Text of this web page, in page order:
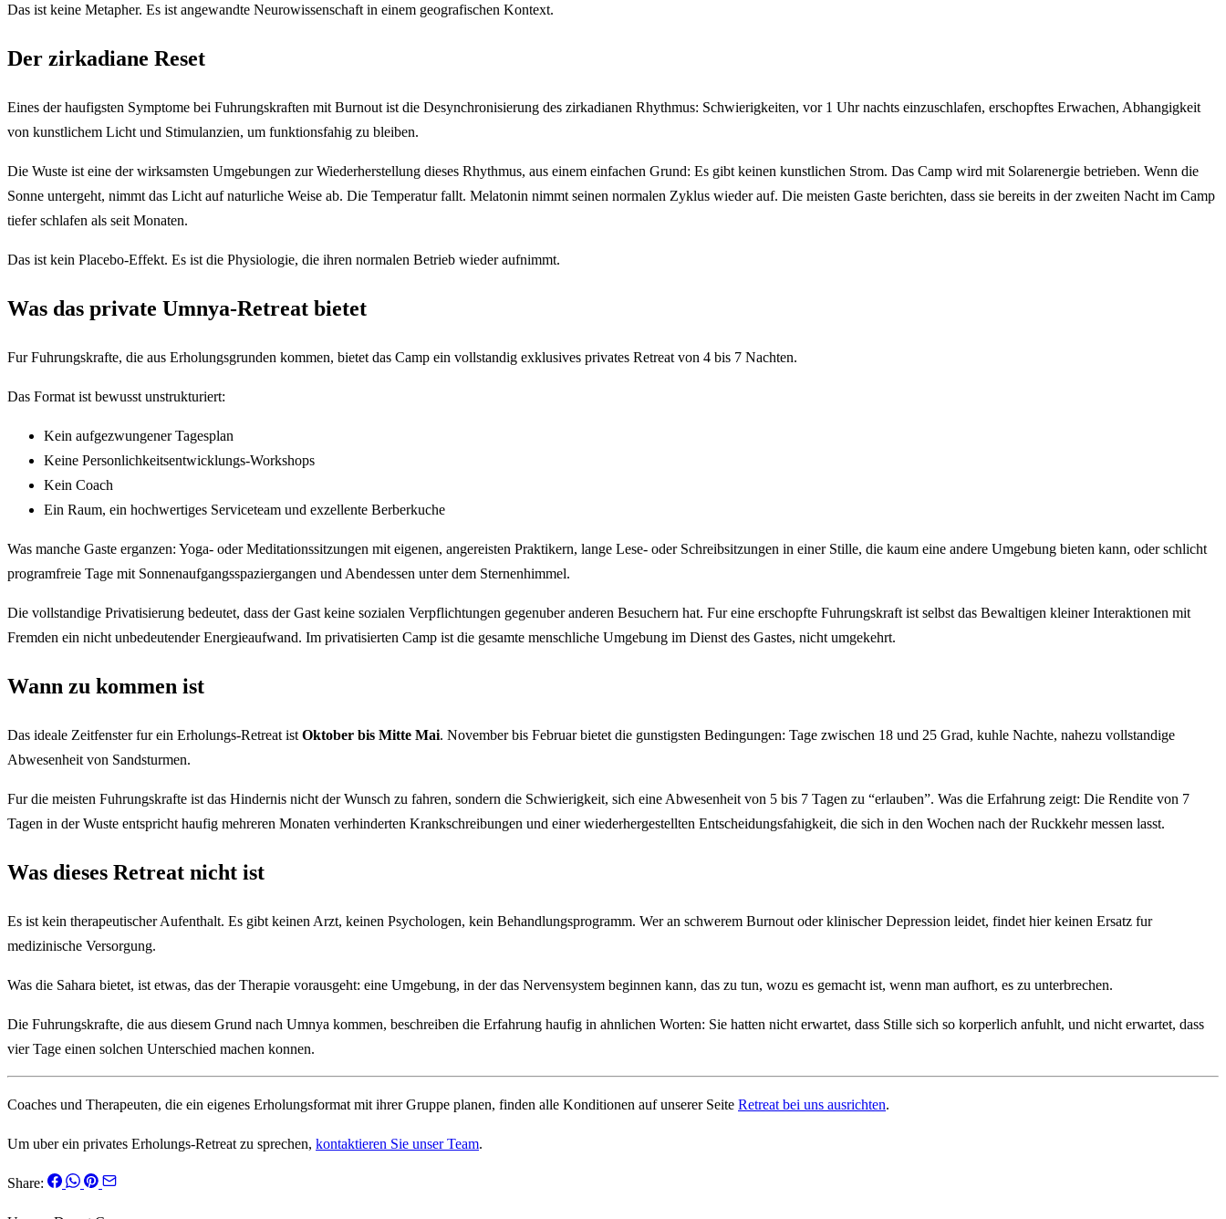
Das ist keine Metapher. Es ist angewandte Neurowissenschaft in einem geografischen Kontext.
Der zirkadiane Reset
Eines der haufigsten Symptome bei Fuhrungskraften mit Burnout ist die Desynchronisierung des zirkadianen Rhythmus: Schwierigkeiten, vor 1 Uhr nachts einzuschlafen, erschopftes Erwachen, Abhangigkeit
von kunstlichem Licht und Stimulanzien, um funktionsfahig zu bleiben.
Die Wuste ist eine der wirksamsten Umgebungen zur Wiederherstellung dieses Rhythmus, aus einem einfachen Grund: Es gibt keinen kunstlichen Strom. Das Camp wird mit Solarenergie betrieben. Wenn die
Sonne untergeht, nimmt das Licht auf naturliche Weise ab. Die Temperatur fallt. Melatonin nimmt seinen normalen Zyklus wieder auf. Die meisten Gaste berichten, dass sie bereits in der zweiten Nacht im Camp
tiefer schlafen als seit Monaten.
Das ist kein Placebo-Effekt. Es ist die Physiologie, die ihren normalen Betrieb wieder aufnimmt.
Was das private Umnya-Retreat bietet
Fur Fuhrungskrafte, die aus Erholungsgrunden kommen, bietet das Camp ein vollstandig exklusives privates Retreat von 4 bis 7 Nachten.
Das Format ist bewusst unstrukturiert:
Kein aufgezwungener Tagesplan
Keine Personlichkeitsentwicklungs-Workshops
Kein Coach
Ein Raum, ein hochwertiges Serviceteam und exzellente Berberkuche
Was manche Gaste erganzen: Yoga- oder Meditationssitzungen mit eigenen, angereisten Praktikern, lange Lese- oder Schreibsitzungen in einer Stille, die kaum eine andere Umgebung bieten kann, oder schlicht
programfreie Tage mit Sonnenaufgangsspaziergangen und Abendessen unter dem Sternenhimmel.
Die vollstandige Privatisierung bedeutet, dass der Gast keine sozialen Verpflichtungen gegenuber anderen Besuchern hat. Fur eine erschopfte Fuhrungskraft ist selbst das Bewaltigen kleiner Interaktionen mit
Fremden ein nicht unbedeutender Energieaufwand. Im privatisierten Camp ist die gesamte menschliche Umgebung im Dienst des Gastes, nicht umgekehrt.
Wann zu kommen ist
Das ideale Zeitfenster fur ein Erholungs-Retreat ist Oktober bis Mitte Mai. November bis Februar bietet die gunstigsten Bedingungen: Tage zwischen 18 und 25 Grad, kuhle Nachte, nahezu vollstandige
Abwesenheit von Sandsturmen.
Fur die meisten Fuhrungskrafte ist das Hindernis nicht der Wunsch zu fahren, sondern die Schwierigkeit, sich eine Abwesenheit von 5 bis 7 Tagen zu “erlauben”. Was die Erfahrung zeigt: Die Rendite von 7
Tagen in der Wuste entspricht haufig mehreren Monaten verhinderten Krankschreibungen und einer wiederhergestellten Entscheidungsfahigkeit, die sich in den Wochen nach der Ruckkehr messen lasst.
Was dieses Retreat nicht ist
Es ist kein therapeutischer Aufenthalt. Es gibt keinen Arzt, keinen Psychologen, kein Behandlungsprogramm. Wer an schwerem Burnout oder klinischer Depression leidet, findet hier keinen Ersatz fur
medizinische Versorgung.
Was die Sahara bietet, ist etwas, das der Therapie vorausgeht: eine Umgebung, in der das Nervensystem beginnen kann, das zu tun, wozu es gemacht ist, wenn man aufhort, es zu unterbrechen.
Die Fuhrungskrafte, die aus diesem Grund nach Umnya kommen, beschreiben die Erfahrung haufig in ahnlichen Worten: Sie hatten nicht erwartet, dass Stille sich so korperlich anfuhlt, und nicht erwartet, dass
vier Tage einen solchen Unterschied machen konnen.
Coaches und Therapeuten, die ein eigenes Erholungsformat mit ihrer Gruppe planen, finden alle Konditionen auf unserer Seite Retreat bei uns ausrichten.
Um uber ein privates Erholungs-Retreat zu sprechen, kontaktieren Sie unser Team.
Share: